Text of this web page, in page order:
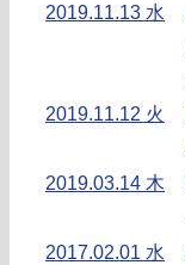
2019.11.13 水
2019.11.12 火
2019.03.14 木
2017.02.01 水